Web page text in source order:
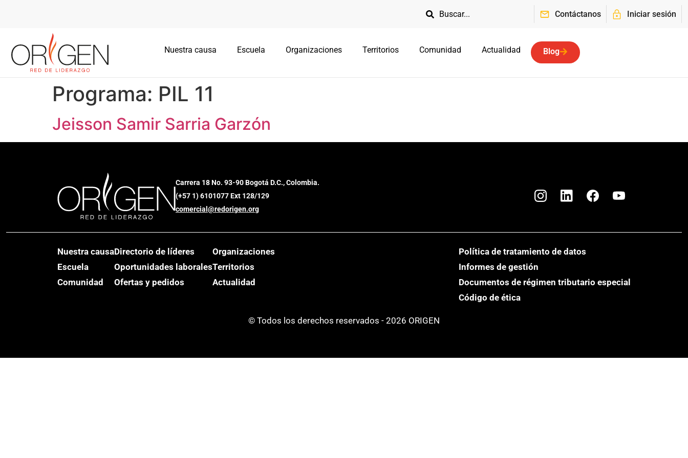
Contáctanos Iniciar sesión
Nuestra causa Escuela Organizaciones Territorios Comunidad Actualidad Blog
Programa: PIL 11
Jeisson Samir Sarria Garzón
Carrera 18 No. 93-90 Bogotá D.C., Colombia.
(+57 1) 6101077 Ext 128/129
comercial@redorigen.org
Nuestra causa
Escuela
Comunidad
Directorio de líderes
Oportunidades laborales
Ofertas y pedidos
Organizaciones
Territorios
Actualidad
Política de tratamiento de datos
Informes de gestión
Documentos de régimen tributario especial
Código de ética
© Todos los derechos reservados - 2026 ORIGEN